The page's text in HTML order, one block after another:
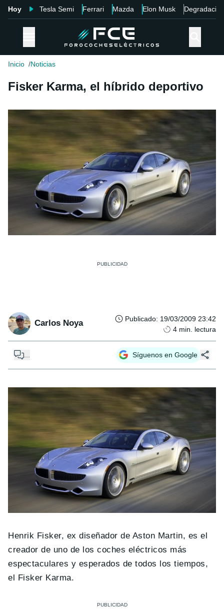
Hoy Tesla Semi Ferrari Mazda Elon Musk Degradación
Inicio Noticias
Fisker Karma, el híbrido deportivo
Carlos Noya Publicado: 19/03/2009 23:42
4 min. lectura
Síguenos en Google
Henrik Fisker, ex diseñador de Aston Martin, es el
creador de uno de los coches eléctricos más
espectaculares y esperados de todos los tiempos,
el Fisker Karma.